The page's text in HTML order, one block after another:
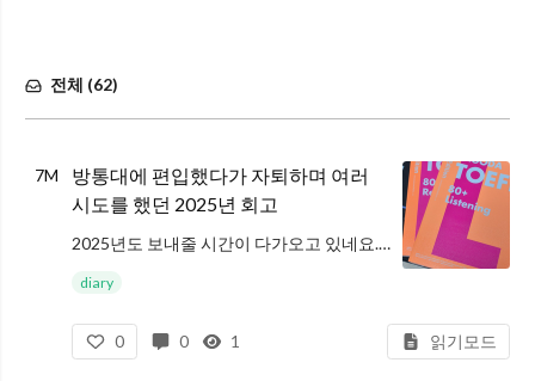
전체 (62)
7M
방통대에 편입했다가 자퇴하며 여러
시도를 했던 2025년 회고
2025년도 보내줄 시간이 다가오고 있네요. 매년 하는 것처럼 올해를 어떻게 보냈는지 회고를 작성해봅니다
과거 회고 글 모음
데이터 사이언티스트가 되기 위해 진행한 다양한 노력들
diary
0 0 1 읽기모드